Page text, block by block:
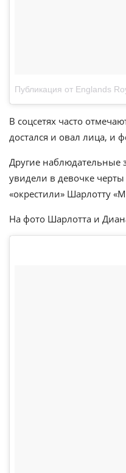
В соцсетях часто
достался и овал лица, и
Другие наблюдательные
увидели в девочке
«окрестили» Шарлотту
На фото Шарлотта и